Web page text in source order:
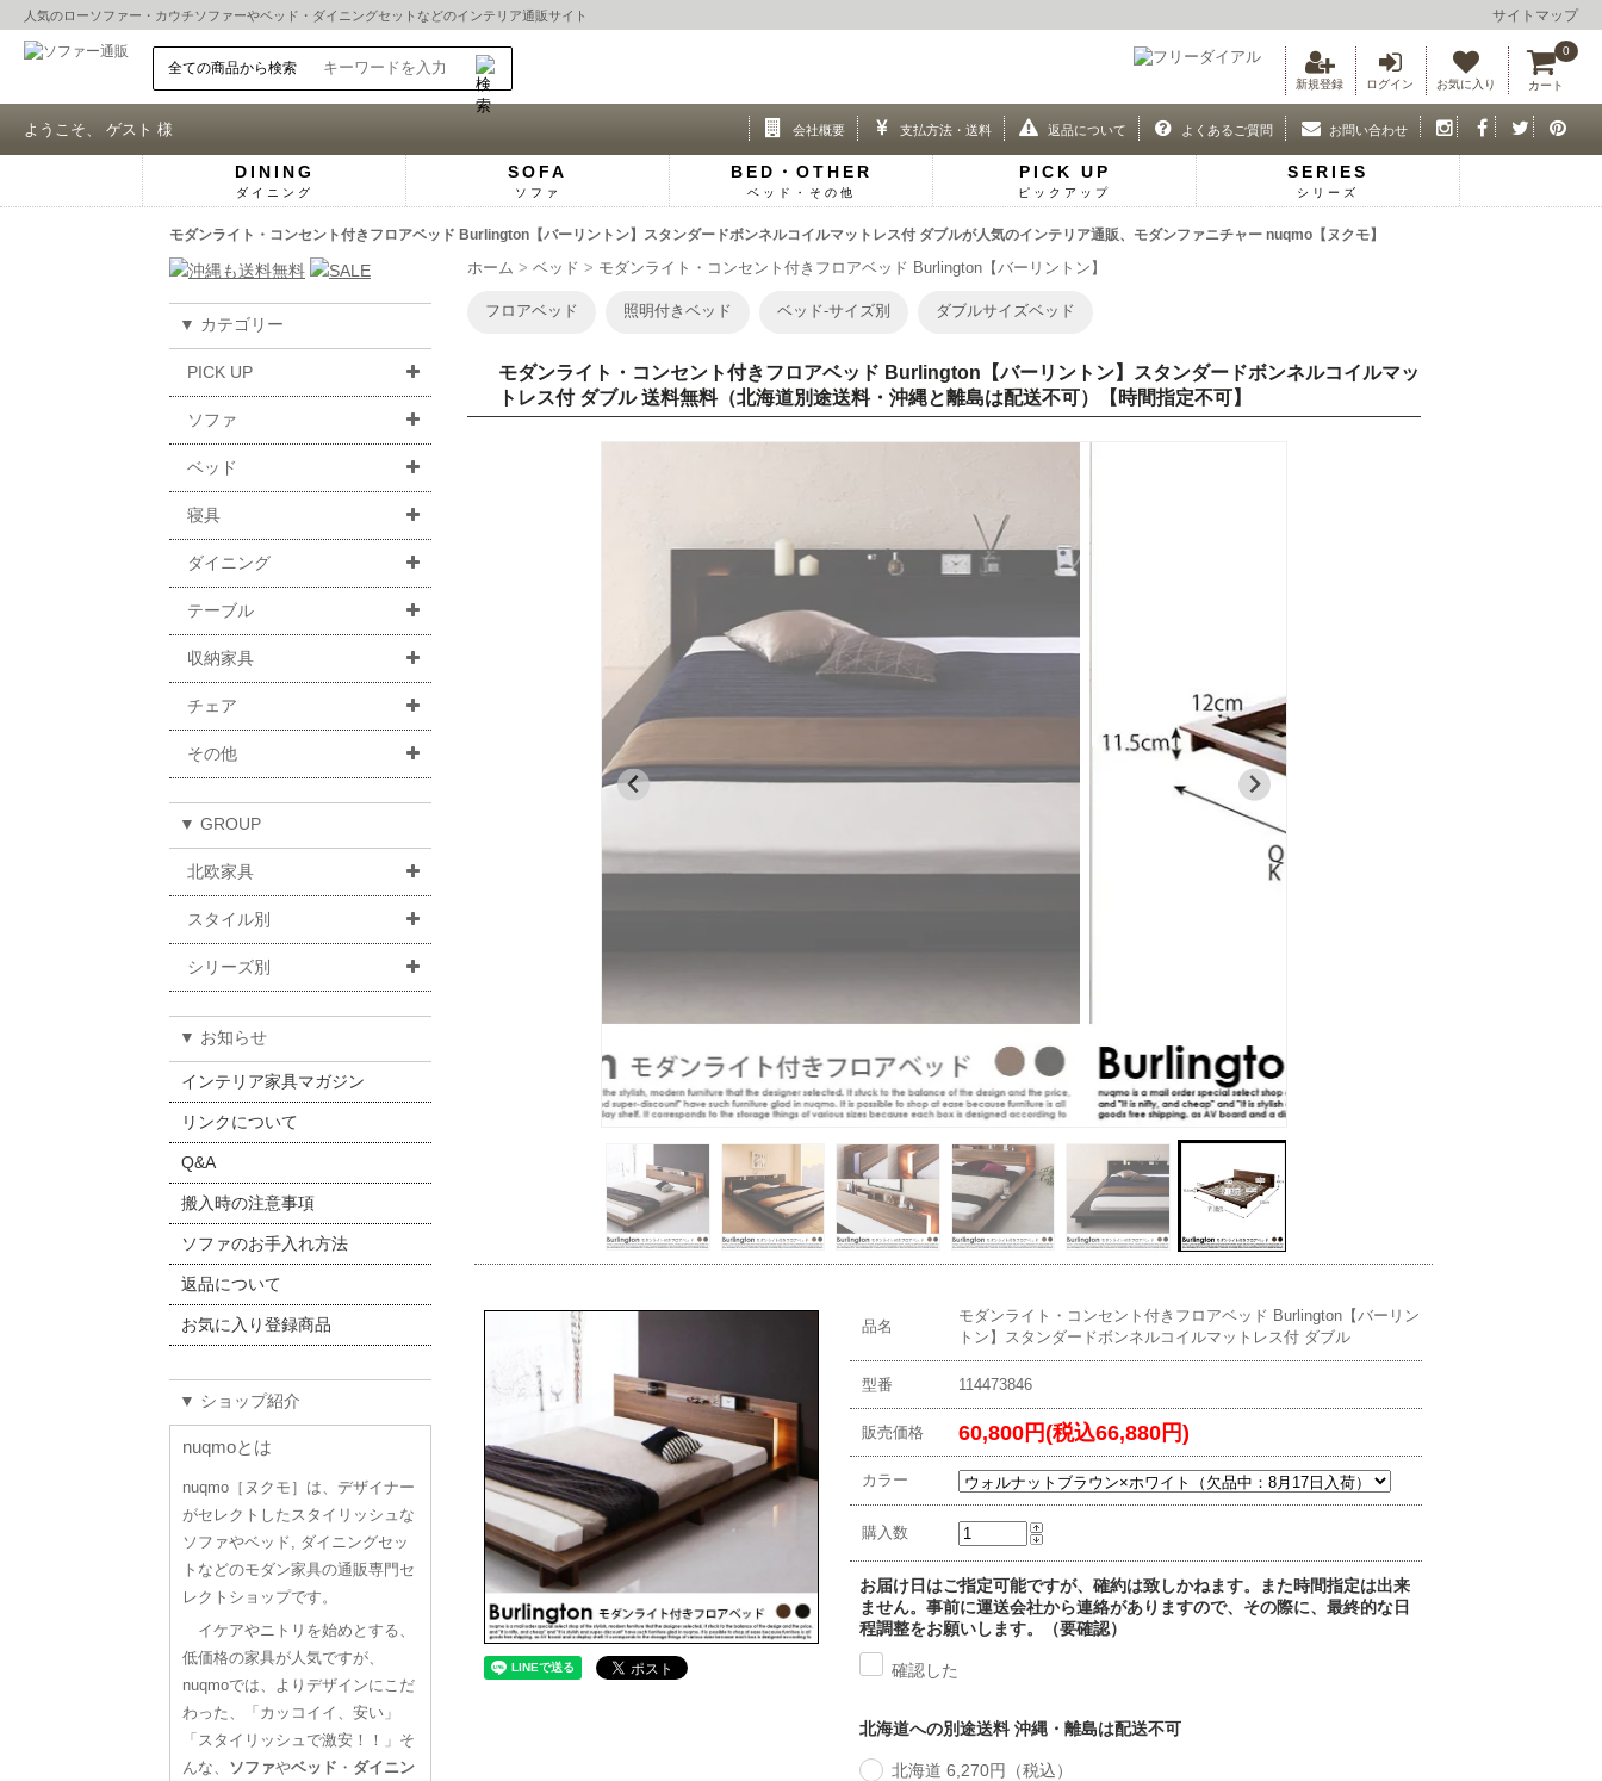
人気のローソファー ・ カウチソファーやベッド ・ ダイニングセット などのインテリア通販サイト サイトマップ
新規登録 ログイン お気に入り カート
0
ようこそ、 ゲスト 様 会社概要 支払方法・送料 返品について よくあるご質問 お問い合わせ
DINING
ダイニング
SOFA
ソファ
BED・OTHER
ベッド・その他
PICK UP
ピックアップ
SERIES
シリーズ
モダンライト・コンセント付きフロアベッド Burlington【バーリントン】スタンダードボンネルコイルマットレス付 ダブルが人気のインテリア通販、モダンファニチャー nuqmo【ヌクモ】
▼ カテゴリー
PICK UP
ソファ
ベッド
寝具
ダイニング
テーブル
収納家具
チェア
その他
▼ GROUP
北欧家具
スタイル別
シリーズ別
▼ お知らせ
インテリア家具マガジン
リンクについて
Q&A
搬入時の注意事項
ソファのお手入れ方法
返品について
お気に入り登録商品
▼ ショップ紹介
nuqmoとは
nuqmo［ヌクモ］は、デザイナー
がセレクトしたスタイリッシュな
ソファやベッド, ダイニングセッ
トなどのモダン家具の通販専門セ
レクトショップです。
イケアやニトリを始めとする、
低価格の家具が人気ですが、
nuqmoでは、よりデザインにこだ
わった、「カッコイイ、安い」
「スタイリッシュで激安！！」そ
んな、 ソファやベッド ・ ダイニン
ホーム ベッド モダンライト・コンセント付きフロアベッド Burlington【バーリントン】
フロアベッド 照明付きベッド ベッド-サイズ別 ダブルサイズベッド
モダンライト・コンセント付きフロアベッド Burlington【バーリントン】スタンダードボンネルコイルマッ
トレス付 ダブル 送料無料（北海道別途送料・沖縄と離島は配送不可）【時間指定不可】
品名
モダンライト・コンセント付きフロアベッド Burlington【バーリン
トン】スタンダードボンネルコイルマットレス付 ダブル
型番 114473846
販売価格 60,800円(税込66,880円)
カラー
購入数
お届け日はご指定可能ですが、確約は致しかねます。また時間指定は出来
ません。事前に運送会社から連絡がありますので、その際に、最終的な日
程調整をお願いします。（要確認）
確認した
北海道への別途送料 沖縄・離島は配送不可
北海道 6,270円（税込）